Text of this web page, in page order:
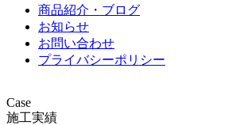
商品紹介・ブログ
お知らせ
お問い合わせ
プライバシーポリシー
Case
施工実績